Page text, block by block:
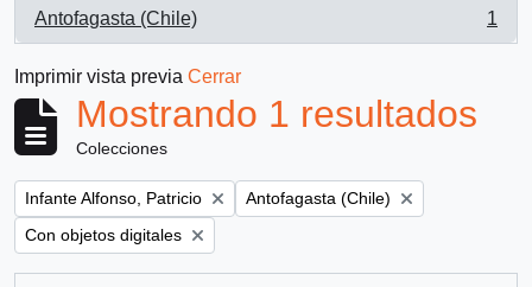
Antofagasta (Chile)
, 1 resultados
1
Imprimir vista previa Cerrar
Mostrando 1 resultados
Colecciones
Remove filter:
Infante Alfonso, Patricio Remove filter:
Antofagasta (Chile)
Remove filter:
Con objetos digitales